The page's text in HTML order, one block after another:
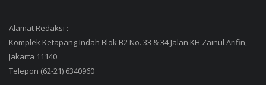
Alamat Redaksi :
Komplek Ketapang Indah Blok B2 No. 33 & 34 Jalan KH Zainul Arifin,
Jakarta 11140
Telepon (62-21) 6340960